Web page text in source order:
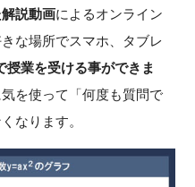
説動画によるオンライン
な場所でスマホ、タブレ
授業を受ける事ができま
を使って「何度も質問で
なります。